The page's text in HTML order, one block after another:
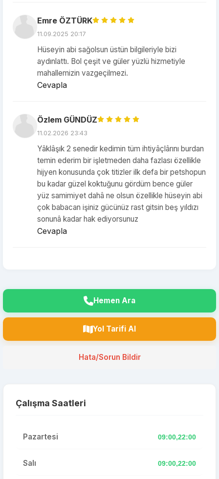
Emre ÖZTÜRK
11.09.2025 20:17
Hüseyin abi sağolsun üstün bilgileriyle bizi
aydınlattı. Bol çeşit ve güler yüzlü hizmetiyle
mahallemizin vazgeçilmezi.
Cevapla
Özlem GÜNDÜZ
11.02.2026 23:43
Yâklâşık 2 senedir kedimin tüm ihtiyâçlârını burdan
temin ederim bir işletmeden daha fazlası özellikle
hijyen konusunda çok titizler ilk defa bir petshopun
bu kadar güzel koktuğunu gördüm bence güler
yüz samimiyet dahâ ne olsun özellikle hüseyin abi
çok babacan işiniz gücünüz rast gitsin beş yıldızı
sonunâ kadar hak ediyorsunuz
Cevapla
Hemen Ara
Yol Tarifi Al
Hata/Sorun Bildir
Çalışma Saatleri
Pazartesi 09:00,22:00
Salı 09:00,22:00